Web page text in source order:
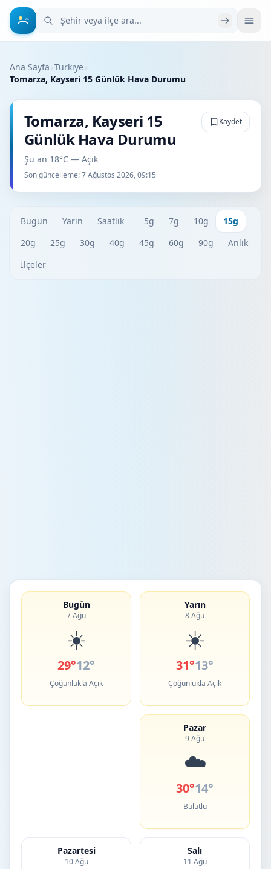
Şehir veya ilçe ara
Ana Sayfa ›Türkiye›
Tomarza, Kayseri 15 Günlük Hava Durumu
Tomarza, Kayseri 15
Günlük Hava Durumu
Şu an 18°C — Açık
Son güncelleme:7 Ağustos 2026, 09:15
Kaydet
Bugün Yarın Saatlik 5g 7g 10g
15g
20g
25g 30g 40g 45g 60g 90g
Anlık
İlçeler
Bugün
7 Ağu
☀️
29°12°
Çoğunlukla Açık
Yarın
8 Ağu
☀️
31°13°
Çoğunlukla Açık
Pazar
9 Ağu
☁️
30°14°
Bulutlu
Pazartesi
10 Ağu
Salı
11 Ağu